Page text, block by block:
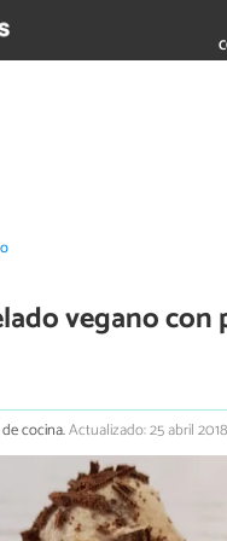
vegano con
cocina.Actualizado: 25 abril 2018